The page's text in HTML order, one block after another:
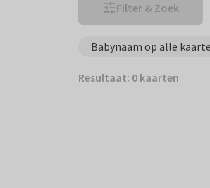
Filter & Zoek
Babynaam op alle
Resultaat: 0 kaarten